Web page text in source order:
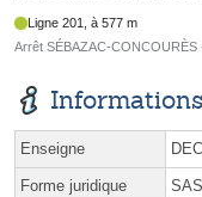
Ligne 201, à 577 m
Arrêt SÉBAZAC-CONCOURÈS
Informations
Enseigne
Forme juridique SAS